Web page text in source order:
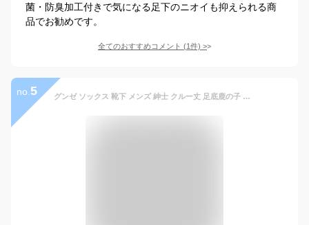
菌・防臭加工付きで気になる足下のニオイも抑えられる商
品でお勧めです。
全てのおすすめコメント (1件) >
no. 5 グンゼ ソックス 靴下 メンズ 紳士 クルー丈 足底鹿の子 冷感 消臭 抗菌 つま先補強 かかと補強 かかと直角設計 ずれにくい ひんやり 通気性 ロゴ刺繍 ビジネス 春夏 GUNZE POLO BSC PBZ051 25-27